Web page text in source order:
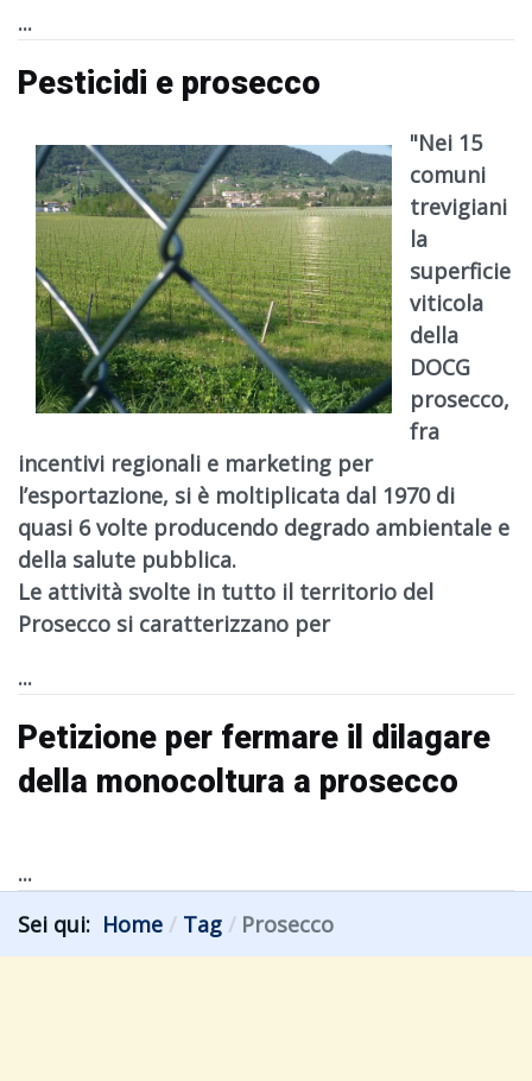
...
Pesticidi e prosecco
"Nei 15
comuni
trevigiani
la
superficie
viticola
della
DOCG
prosecco,
fra
incentivi regionali e marketing per
l’esportazione, si è moltiplicata dal 1970 di
quasi 6 volte producendo degrado ambientale e
della salute pubblica.
Le attività svolte in tutto il territorio del
Prosecco si caratterizzano per
...
Petizione per fermare il dilagare
della monocoltura a prosecco
...
Sei qui: Home Tag Prosecco